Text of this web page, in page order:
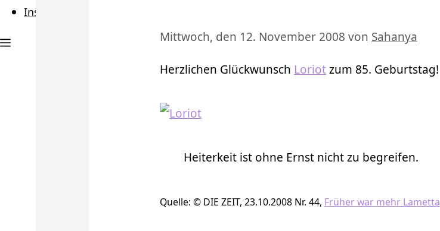
Instagram
Mittwoch, den 12. November 2008 von Sahanya
Herzlichen Glückwunsch Loriotzum 85. Geburtstag!
Heiterkeit ist ohne Ernst nicht zu begreifen.
Quelle: © DIE ZEIT, 23.10.2008 Nr. 44, Früher war mehr Lametta